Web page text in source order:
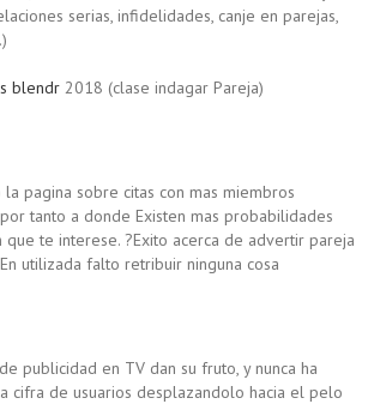
serias, infidelidades, canje en parejas,
blendr 2018 (clase indagar Pareja)
pagina sobre citas con mas miembros
tanto a donde Existen mas probabilidades
te interese. ?Exito acerca de advertir pareja
utilizada falto retribuir ninguna cosa
publicidad en TV dan su fruto, y nunca ha
cifra de usuarios desplazandolo hacia el pelo